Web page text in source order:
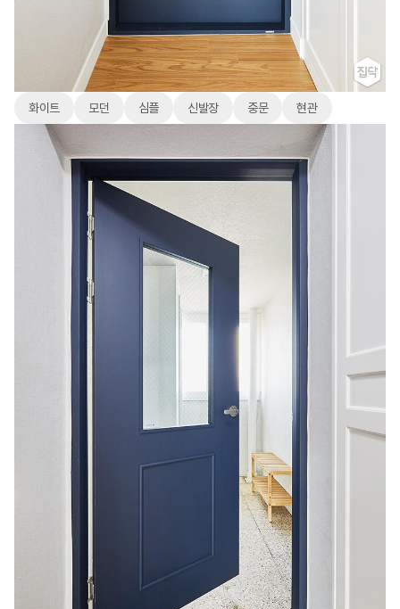
화이트 모던 심플 신발장 중문 현관